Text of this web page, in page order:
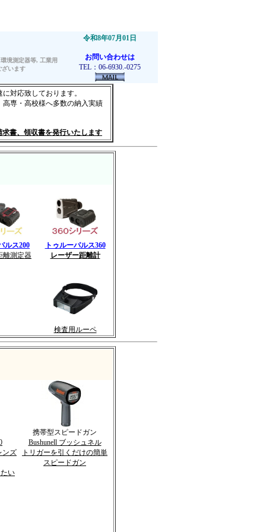
令和8年07月01日
お問い合わせは
TEL：06-6930.-0275
境測定器等, 工業用
ざいます
対応致しております。
専・高校様へ多数の納入実績
書、領収書を発行いたします
ルス200
離測定器
トゥルーパルス360
レーザー距離計
検査用ルーペ
携帯型スピードガン
ンズ
い
Bushunell ブッシュネル
トリガーを引くだけの簡単
スピードガン